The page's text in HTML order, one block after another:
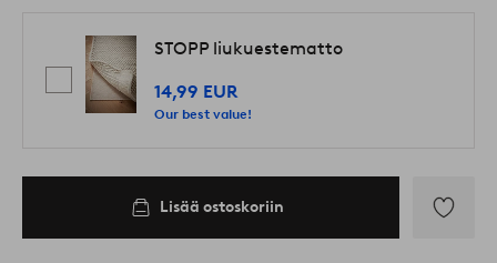
STOPP liukuestematto
14,99 EUR
Our best value!
Lisää ostoskoriin